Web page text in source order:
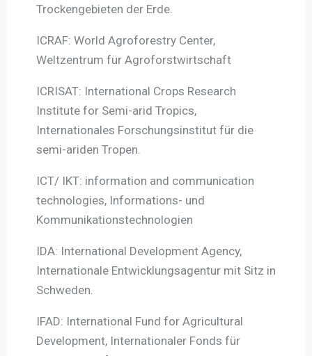
Trockengebieten der Erde.
ICRAF: World Agroforestry Center,
Weltzentrum für Agroforstwirtschaft
ICRISAT: International Crops Research
Institute for Semi-arid Tropics,
Internationales Forschungsinstitut für die
semi-ariden Tropen.
ICT/ IKT: information and communication
technologies, Informations- und
Kommunikationstechnologien
IDA: International Development Agency,
Internationale Entwicklungsagentur mit Sitz in
Schweden.
IFAD: International Fund for Agricultural
Development, Internationaler Fonds für